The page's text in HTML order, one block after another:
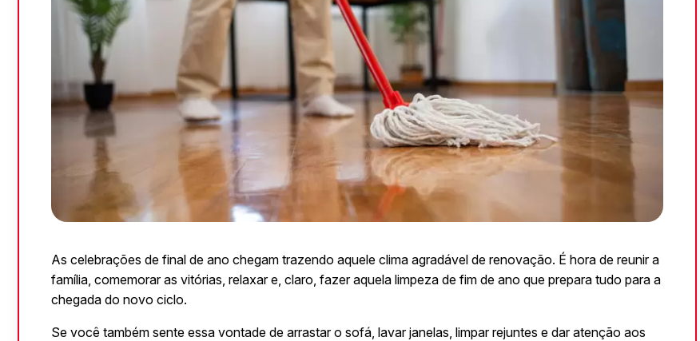
As celebrações de final de ano chegam trazendo aquele clima agradável de renovação. É hora de reunir a
família, comemorar as vitórias, relaxar e, claro, fazer aquela limpeza de fim de ano que prepara tudo para a
chegada do novo ciclo.
Se você também sente essa vontade de arrastar o sofá, lavar janelas, limpar rejuntes e dar atenção aos